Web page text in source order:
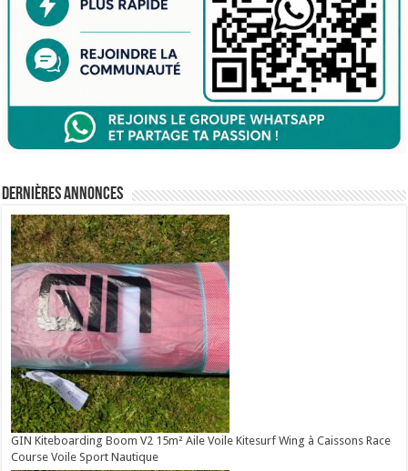
Dernières annonces
GIN Kiteboarding Boom V2 15m² Aile Voile Kitesurf Wing à Caissons Race
Course Voile Sport Nautique